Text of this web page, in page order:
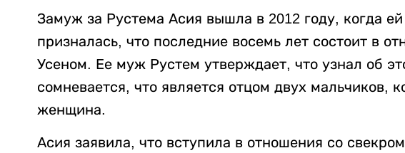
Замуж за Рустема Асия вышла в 2012 году, когда
призналась, что последние восемь лет состоит в
Усеном. Ее муж Рустем утверждает, что узнал об
сомневается, что является отцом двух мальчиков,
женщина.
Асия заявила, что вступила в отношения со